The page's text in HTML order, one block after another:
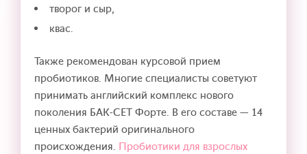
творог и сыр,
квас.
Также рекомендован курсовой прием
пробиотиков. Многие специалисты советуют
принимать английский комплекс нового
поколения БАК-СЕТ Форте. В его составе — 14
ценных бактерий оригинального
происхождения. Пробиотики для взрослых